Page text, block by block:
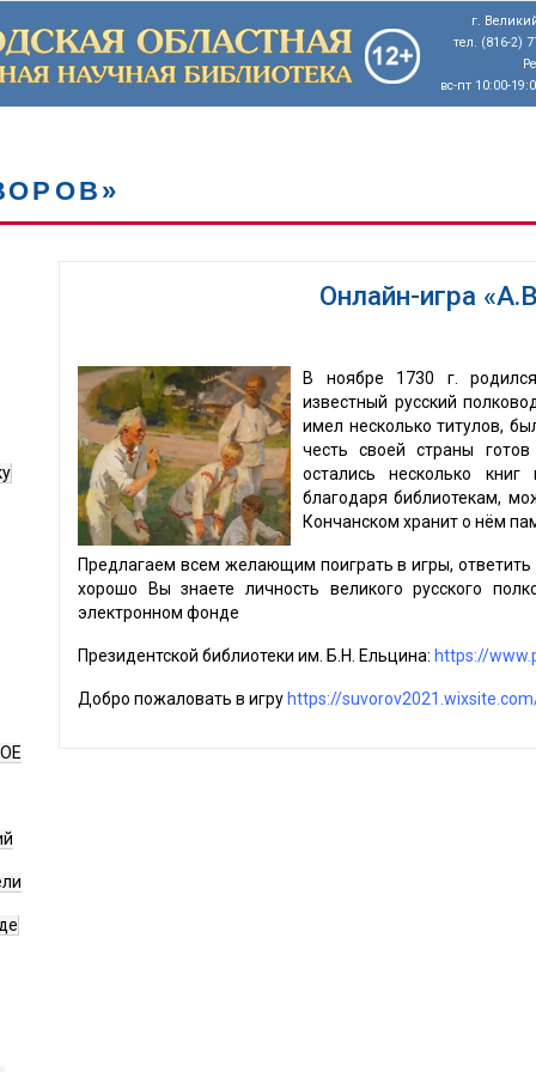
г.
тел. (816-2)
вс-пт 10:00-
Онлайн-игра
В ноябре 1730 г.
известный русский
имел несколько титулов,
честь своей страны
остались несколько
благодаря библиотекам,
Кончанском хранит о нём
Предлагаем всем желающим поиграть в игры,
хорошо Вы знаете личность великого русского
электронном фонде
Президентской библиотеки им. Б.Н. Ельцина: https://
Добро пожаловать в игру https://